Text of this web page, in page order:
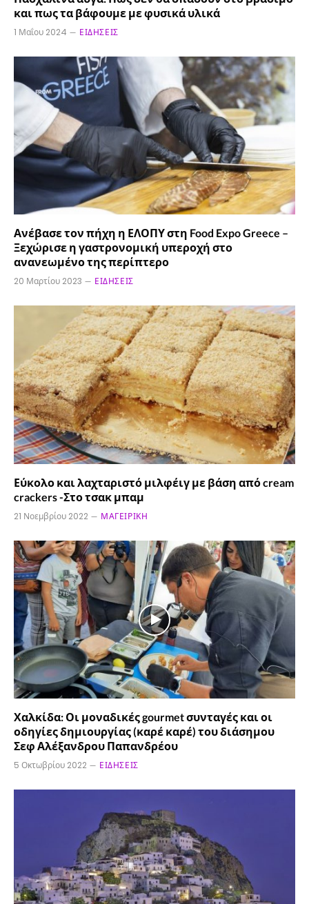
και πως τα βάφουμε με φυσικά υλικά
1 Μαΐου 2024 ΕΙΔΉΣΕΙΣ
Ανέβασε τον πήχη η ΕΛΟΠΥ στη Food Expo Greece –
Ξεχώρισε η γαστρονομική υπεροχή στο
ανανεωμένο της περίπτερο
20 Μαρτίου 2023 ΕΙΔΉΣΕΙΣ
Εύκολο και λαχταριστό μιλφέιγ με βάση από cream
crackers -Στο τσακ μπαμ
21 Νοεμβρίου 2022 ΜΑΓΕΙΡΙΚΉ
Χαλκίδα: Οι μοναδικές gourmet συνταγές και οι
οδηγίες δημιουργίας (καρέ καρέ) του διάσημου
Σεφ Αλέξανδρου Παπανδρέου
5 Οκτωβρίου 2022 ΕΙΔΉΣΕΙΣ